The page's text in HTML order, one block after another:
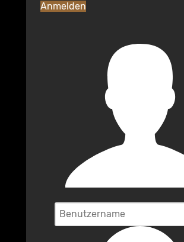
Anmelden